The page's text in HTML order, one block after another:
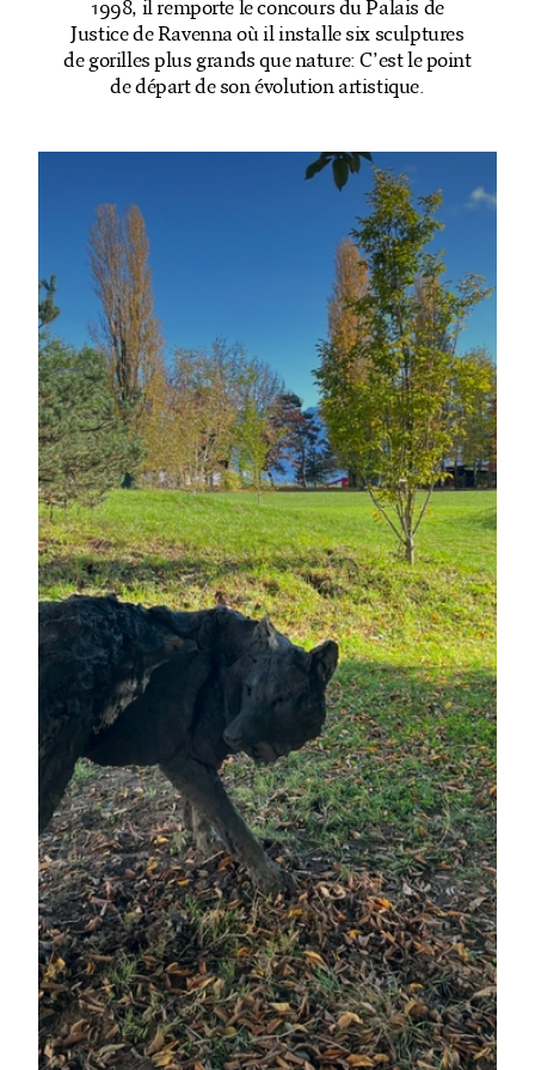
travers cet être, de génération en génération. On ne
peut pas observer le loup sans avoir en tête tout cet
imaginaire collectif très important et qui rend la
gestion de ce prédateur si difficile. Plus largement,
mobilisation, car il agit comme révélateur de notre
rapport au vivant, à l’environnement, à tout ce que
l’on ne maîtrise pas. Ce sont des questionnements
que l’on ne peut pas laisser de côté. Dans ce
spectacle, nous voudrions ne pas rester dans un
cadre conceptuel, mais parvenir à faire ressentir des
sensations animales. Nous creusons l’idée d’être
bousculés par quelque chose de vivant et sensible
qui soit non pas relié aux humains, mais aux animaux.
© Julien Regamey
© Julien Regamey
1998, il remporte le concours du Palais de
Justice de Ravenna où il installe six sculptures
de gorilles plus grands que nature: C’est le point
de départ de son évolution artistique.